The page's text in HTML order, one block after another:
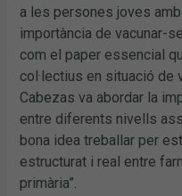
a les persones joves
importància de vacunar-
com el paper essencial
col·lectius en situació de
Cabezas va abordar la
entre diferents nivells
bona idea treballar per
estructurat i real entre
primària”.